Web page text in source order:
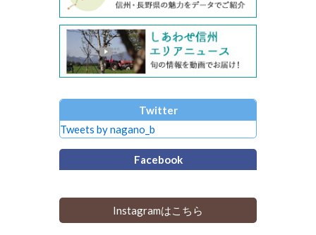
Twitter
Tweets by nagano_b
Facebook
Instagramはこちら